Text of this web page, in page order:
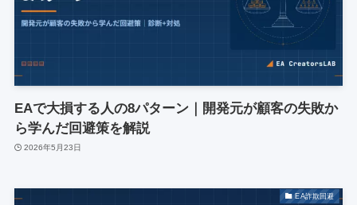
EAで大損する人の8パターン｜開発元が顧客の失敗か
ら学んだ回避策を解説
2026年5月23日
EA詐欺回避